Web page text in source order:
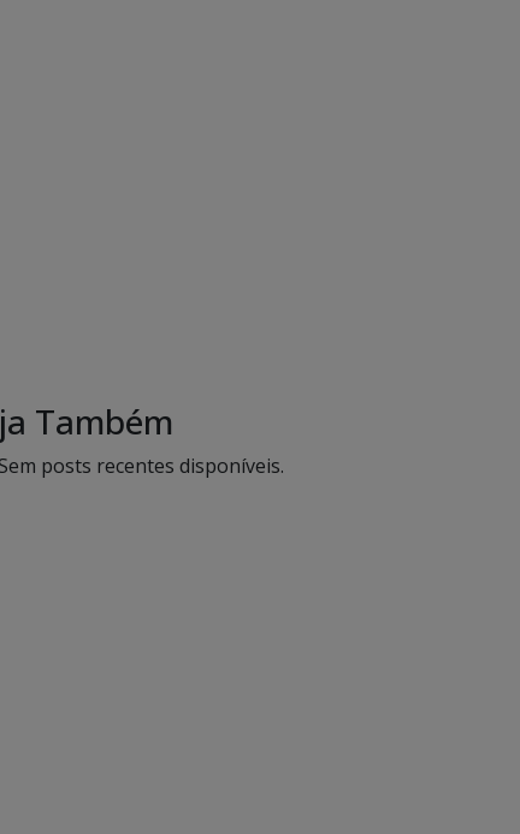
Também
Sem posts recentes disponíveis.